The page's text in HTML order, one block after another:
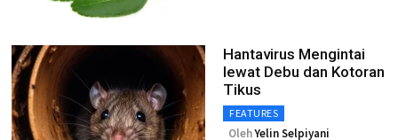
Hantavirus Mengintai
lewat Debu dan Kotoran
Tikus
FEATURES
OlehYelin Selpiyani